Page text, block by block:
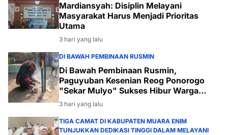
Mardiansyah: Disiplin Melayani
Masyarakat Harus Menjadi Prioritas
Utama
3 hari yang lalu
DI BAWAH PEMBINAAN RUSMIN
Di Bawah Pembinaan Rusmin,
Paguyuban Kesenian Reog Ponorogo
"Sekar Mulyo" Sukses Hibur Warga
Desa Payabakal
3 hari yang lalu
TIGA CAMAT DI KABUPATEN MUARA ENIM
TUNJUKKAN DEDIKASI TINGGI DALAM MELAYANI